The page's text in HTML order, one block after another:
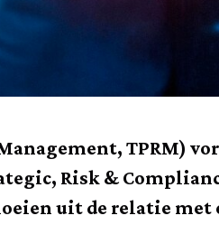
TPRM)
Risk &
uit de relatie